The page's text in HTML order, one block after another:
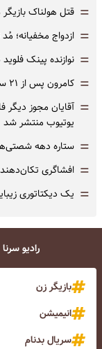
= قتل هولناک
= ازدواج مخفیانه؛
= نوازنده پینک
= کامرون پس از ۲۱ سال به فکر واگذاری «آواتار» افتاد
= آقایان مجوز دیگر
یوتیوب منتشر شد
= ستاره دهه
= افشاگری‌
= یک دیکتاتوری
رادیو سرنا
بازیگر زن
انیمیشن
سریال بدنام